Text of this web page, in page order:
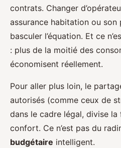
contrats. Changer
assurance habitation ou
basculer l’équation. Et ce
: plus de la moitié des
économisent réellement.
Pour aller plus loin, le
autorisés (comme ceux de
dans le cadre légal, divise
confort. Ce n’est pas du
budgétaire intelligent.